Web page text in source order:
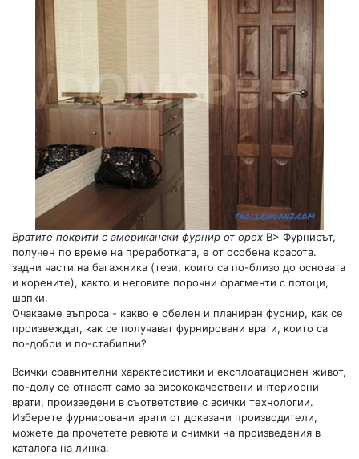
Вратите покрити с американски фурнир от орех B> Фурнирът,
получен по време на преработката, е от особена красота.
задни части на багажника (тези, които са по-близо до основата
и корените), както и неговите порочни фрагменти с потоци,
шапки.
Очакваме въпроса - какво е обелен и планиран фурнир, как се
произвеждат, как се получават фурнировани врати, които са
по-добри и по-стабилни?
Всички сравнителни характеристики и експлоатационен живот,
по-долу се отнасят само за висококачествени интериорни
врати, произведени в съответствие с всички технологии.
Изберете фурнировани врати от доказани производители,
можете да прочетете ревюта и снимки на произведения в
каталога на линка.